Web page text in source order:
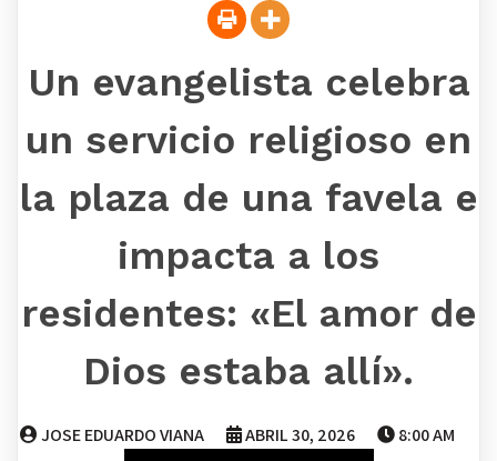
Un evangelista celebra
un servicio religioso en
la plaza de una favela e
impacta a los
residentes: «El amor de
Dios estaba allí».
JOSE EDUARDO VIANA ABRIL 30, 2026 8:00 AM